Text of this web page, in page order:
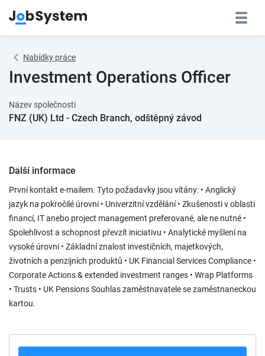
Nabídky práce
Investment Operations Officer
Název společnosti
FNZ (UK) Ltd - Czech Branch, odštěpný závod
Další informace
První kontakt e-mailem. Tyto požadavky jsou vítány: • Anglický
jazyk na pokročilé úrovni • Univerzitní vzdělání • Zkušenosti v oblasti
financí, IT anebo project management preferované, ale ne nutné •
Spolehlivost a schopnost převzít iniciativu • Analytické myšlení na
vysoké úrovni • Základní znalost investičních, majetkových,
životních a penzijních produktů • UK Financial Services Compliance •
Corporate Actions & extended investment ranges • Wrap Platforms
• Trusts • UK Pensions Souhlas zaměstnavatele se zaměstnaneckou
kartou.